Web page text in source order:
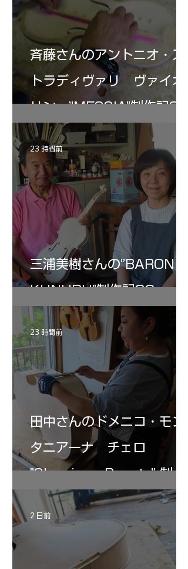
斉藤さんのアントニオ・ス
トラディヴァリ ヴァイオ
リン ”MESSIA"制作記34
三浦美樹さんの”BARON・
KUNUPU"制作記32
23 時間前
田中さんのドメニコ・モン
タニアーナ チェロ
"Sleeping・Beauty” 制作
記 31
23 時間前
2 日前